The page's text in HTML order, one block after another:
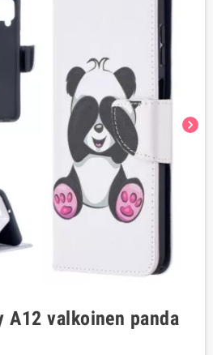
chevron_right
A12 valkoinen panda